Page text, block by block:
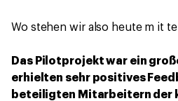
Wo stehen wir also heute m it
Das Pilotprojekt war ein
erhielten sehr positives
beteiligten Mitarbeitern der